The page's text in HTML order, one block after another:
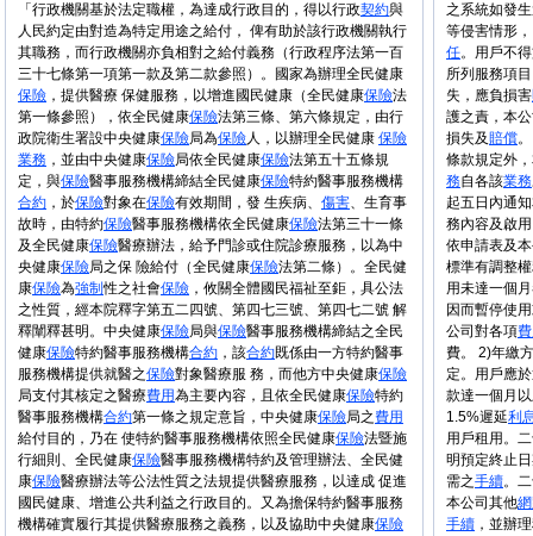
之系統如發
等侵害情形
任。用戶不
所列服務項
失，應負損害
護之責，本
損失及賠償
條款規定外
務自各該業務
起五日內通
務內容及啟
依申請表及
標準有調整
用未達一個
因而暫停使
公司對各項
費。 2)年繳
定。用戶應
款達一個月
1.5%遲延利
用戶租用。
明預定終止
需之手續。
本公司其他
手續 ，並辦
「行政機關基於法定職權，為達成行政目的，得以行政契約與
人民約定由對造為特定用途之給付， 俾有助於該行政機關執行
其職務，而行政機關亦負相對之給付義務（行政程序法第一百
三十七條第一項第一款及第二款參照）。國家為辦理全民健康
保險 ，提供醫療 保健服務，以增進國民健康（全民健康保險法
第一條參照），依全民健康保險法第三條、第六條規定，由行
政院衛生署設中央健康保險局為保險人，以辦理全民健康 保險
業務 ，並由中央健康保險局依全民健康保險法第五十五條規
定，與保險醫事服務機構締結全民健康保險特約醫事服務機構
合約 ，於保險對象在保險有效期間，發 生疾病、 傷害、生育事
故時，由特約保險醫事服務機構依全民健康保險法第三十一條
及全民健康保險醫療辦法，給予門診或住院診療服務，以為中
央健康保險局之保 險給付（全民健康保險法第二條）。全民健
康保險為強制性之社會保險 ，攸關全體國民福祉至鉅，具公法
之性質，經本院釋字第五二四號、第四七三號、第四七二號 解
釋闡釋甚明。中央健康保險局與保險醫事服務機構締結之全民
健康保險特約醫事服務機構合約 ，該合約既係由一方特約醫事
服務機構提供就醫之保險對象醫療服 務，而他方中央健康保險
局支付其核定之醫療費用為主要內容，且依全民健康保險特約
醫事服務機構合約第一條之規定意旨，中央健康保險局之費用
給付目的，乃在 使特約醫事服務機構依照全民健康保險法暨施
行細則、全民健康保險醫事服務機構特約及管理辦法、全民健
康保險醫療辦法等公法性質之法規提供醫療服務，以達成 促進
國民健康、增進公共利益之行政目的。又為擔保特約醫事服務
機構確實履行其提供醫療服務之義務，以及協助中央健康保險